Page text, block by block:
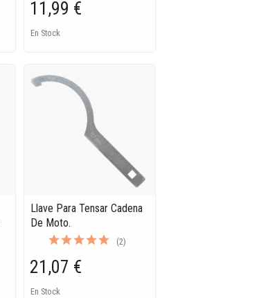
11,99 €
En Stock
Llave Para Tensar Cadena
De Moto.
(2)
21,07 €
En Stock